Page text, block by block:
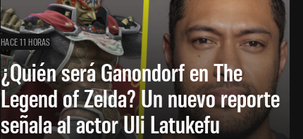
HACE 11 HORAS
¿Quién será Ganondorf en The
Legend of Zelda? Un nuevo reporte
señala al actor Uli Latukefu